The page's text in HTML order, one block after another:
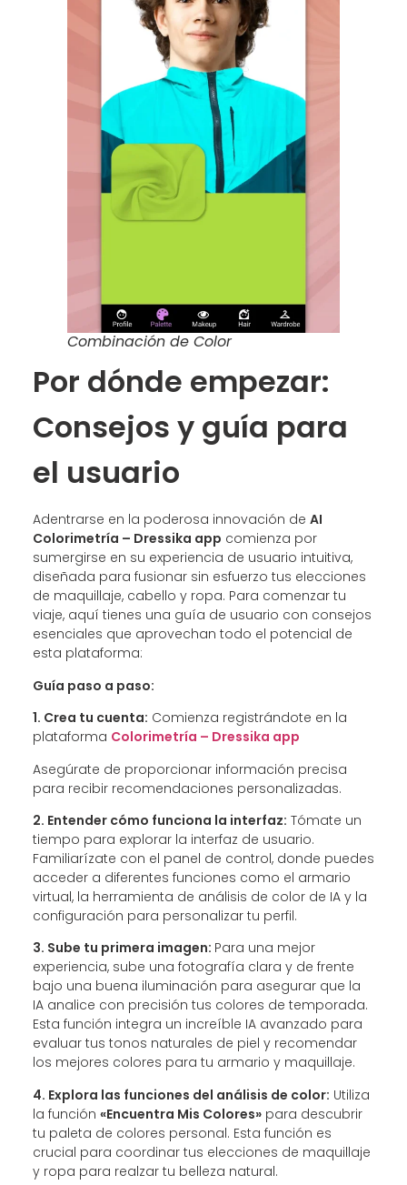
Combinación de Color
Por dónde empezar:
Consejos y guía para
el usuario
Adentrarse en la poderosa innovación de AI
Colorimetría – Dressika app comienza por
sumergirse en su experiencia de usuario intuitiva,
diseñada para fusionar sin esfuerzo tus elecciones
de maquillaje, cabello y ropa. Para comenzar tu
viaje, aquí tienes una guía de usuario con consejos
esenciales que aprovechan todo el potencial de
esta plataforma:
Guía paso a paso:
1. Crea tu cuenta: Comienza registrándote en la
plataforma Colorimetría – Dressika app
Asegúrate de proporcionar información precisa
para recibir recomendaciones personalizadas.
2. Entender cómo funciona la interfaz: Tómate un
tiempo para explorar la interfaz de usuario.
Familiarízate con el panel de control, donde puedes
acceder a diferentes funciones como el armario
virtual, la herramienta de análisis de color de IA y la
configuración para personalizar tu perfil.
3. Sube tu primera imagen: Para una mejor
experiencia, sube una fotografía clara y de frente
bajo una buena iluminación para asegurar que la
IA analice con precisión tus colores de temporada.
Esta función integra un increíble IA avanzado para
evaluar tus tonos naturales de piel y recomendar
los mejores colores para tu armario y maquillaje.
4. Explora las funciones del análisis de color: Utiliza
la función «Encuentra Mis Colores»para descubrir
tu paleta de colores personal. Esta función es
crucial para coordinar tus elecciones de maquillaje
y ropa para realzar tu belleza natural.